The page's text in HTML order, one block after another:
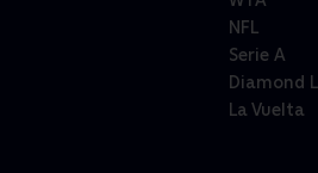
NFL
Serie A
Diamond
La Vuelta